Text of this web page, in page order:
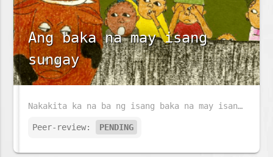
Ang baka na may isang
sungay
Nakakita ka na ba ng isang baka na may isang sungay at walang buntot?
Peer-review: PENDING